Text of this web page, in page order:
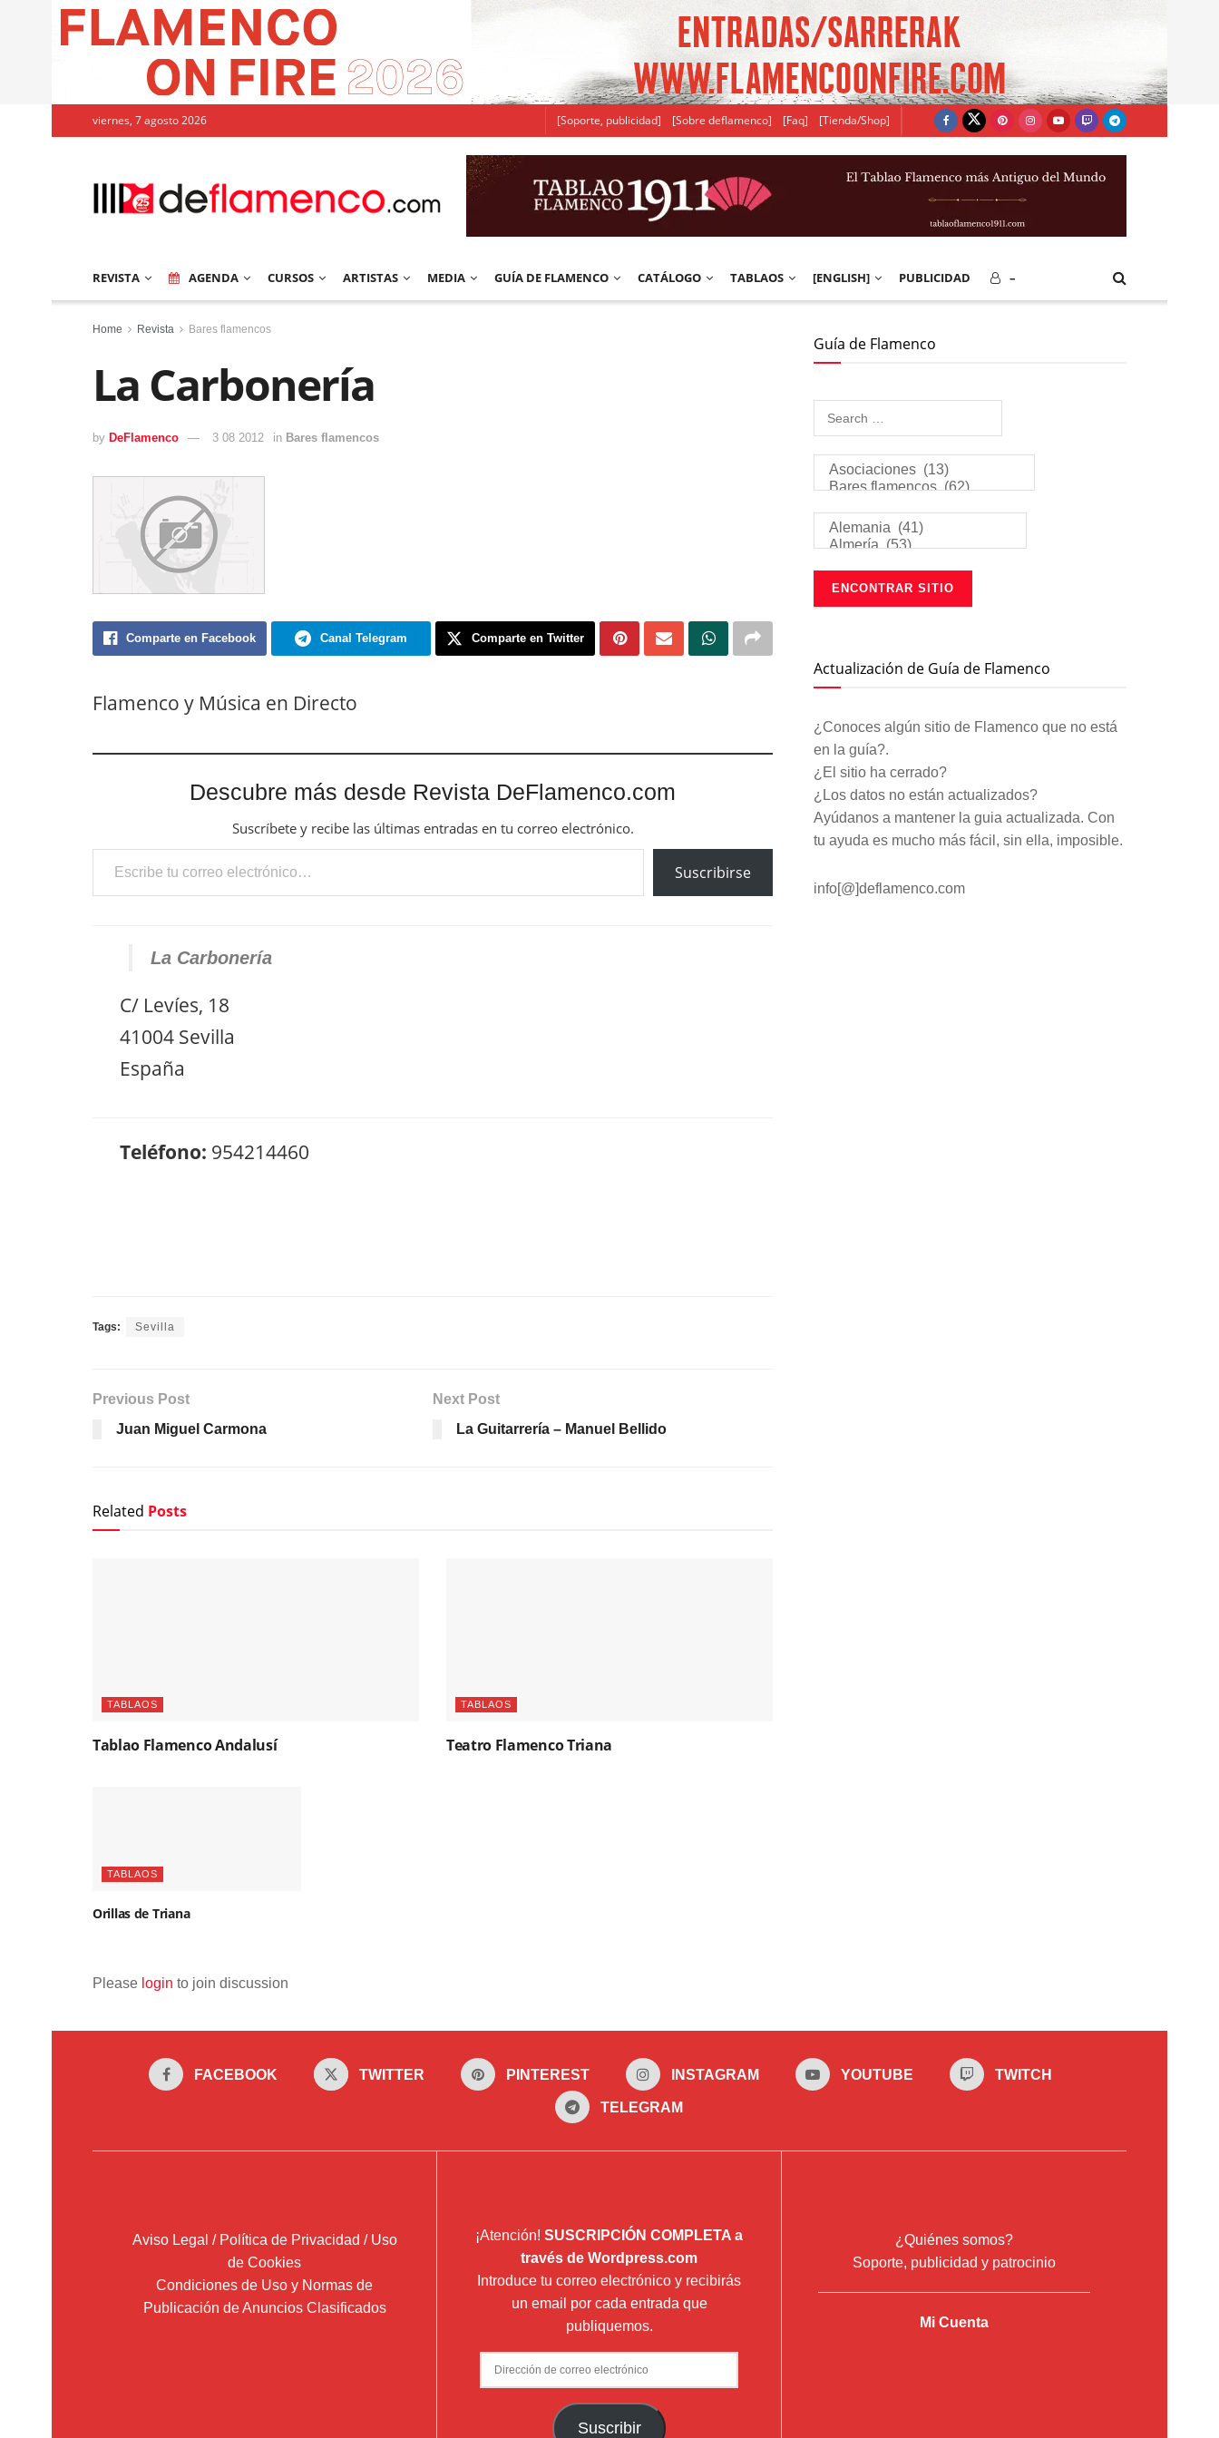
viernes, 7 agosto 2026 [Soporte, publicidad] [Sobre deflamenco] [Faq] [Tienda/Shop]
REVISTA AGENDA CURSOS ARTISTAS MEDIA GUÍA DE FLAMENCO CATÁLOGO TABLAOS [ENGLISH] PUBLICIDAD –
Home Revista Bares flamencos
La Carbonería
by DeFlamenco 3 08 2012 in Bares flamencos
Comparte en Facebook Canal Telegram Comparte en Twitter
Flamenco y Música en Directo
Descubre más desde Revista DeFlamenco.com
Suscríbete y recibe las últimas entradas en tu correo electrónico.
Escribe tu correo electrónico…
Suscribirse
La Carbonería
C/ Levíes, 18
41004 Sevilla
España
Teléfono: 954214460
Tags: Sevilla
Previous Post
Juan Miguel Carmona
Next Post
La Guitarrería – Manuel Bellido
Related Posts
TABLAOS
Tablao Flamenco Andalusí
TABLAOS
Teatro Flamenco Triana
TABLAOS
Orillas de Triana
Please login to join discussion
Guía de Flamenco
Actualización de Guía de Flamenco
¿Conoces algún sitio de Flamenco que no está
en la guía?.
¿El sitio ha cerrado?
¿Los datos no están actualizados?
Ayúdanos a mantener la guia actualizada. Con
tu ayuda es mucho más fácil, sin ella, imposible.
info[@]deflamenco.com
FACEBOOK TWITTER PINTEREST INSTAGRAM YOUTUBE TWITCH
TELEGRAM
Aviso Legal / Política de Privacidad / Uso
de Cookies
Condiciones de Uso y Normas de
Publicación de Anuncios Clasificados
¡Atención! SUSCRIPCIÓN COMPLETA a
través de Wordpress.com
Introduce tu correo electrónico y recibirás
un email por cada entrada que
publiquemos.
Dirección
de
Suscribir
¿Quiénes somos?
Soporte, publicidad y patrocinio
Mi Cuenta